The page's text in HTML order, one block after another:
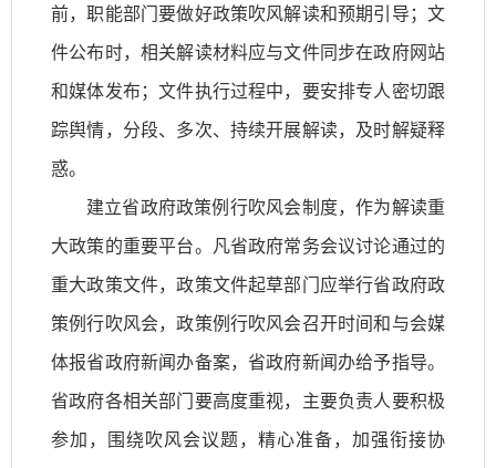
前，职能部门要做好政策吹风解读和预期引导；文
件公布时，相关解读材料应与文件同步在政府网站
和媒体发布；文件执行过程中，要安排专人密切跟
踪舆情，分段、多次、持续开展解读，及时解疑释
惑。
建立省政府政策例行吹风会制度，作为解读重
大政策的重要平台。凡省政府常务会议讨论通过的
重大政策文件，政策文件起草部门应举行省政府政
策例行吹风会，政策例行吹风会召开时间和与会媒
体报省政府新闻办备案，省政府新闻办给予指导。
省政府各相关部门要高度重视，主要负责人要积极
参加，围绕吹风会议题，精心准备，加强衔接协